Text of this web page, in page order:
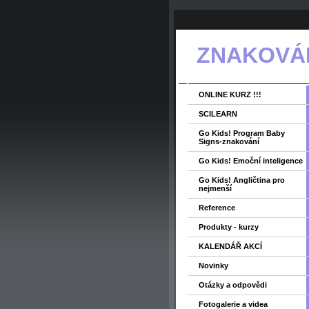
ONLINE KURZ !!!
SCILEARN
Go Kids! Program Baby
Signs-znakování
Go Kids! Emoční inteligence
Go Kids! Angličtina pro
nejmenší
Reference
Produkty - kurzy
KALENDÁŘ AKCÍ
Novinky
Otázky a odpovědi
Fotogalerie a videa